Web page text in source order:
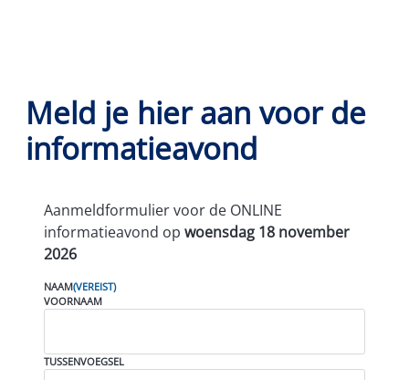
Meld je hier aan voor de
informatieavond
Aanmeldformulier voor de ONLINE
informatieavond op woensdag 18 november
2026
NAAM(VEREIST)
VOORNAAM
TUSSENVOEGSEL